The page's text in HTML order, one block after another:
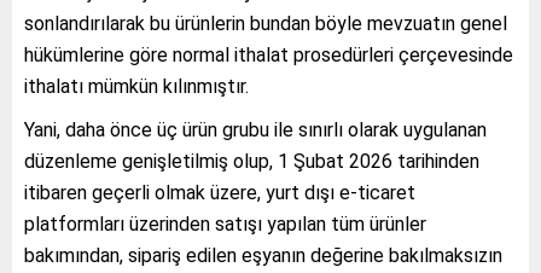
sonlandırılarak bu ürünlerin bundan böyle mevzuatın genel
hükümlerine göre normal ithalat prosedürleri çerçevesinde
ithalatı mümkün kılınmıştır.
Yani, daha önce üç ürün grubu ile sınırlı olarak uygulanan
düzenleme genişletilmiş olup, 1 Şubat 2026 tarihinden
itibaren geçerli olmak üzere, yurt dışı e-ticaret
platformları üzerinden satışı yapılan tüm ürünler
bakımından, sipariş edilen eşyanın değerine bakılmaksızın